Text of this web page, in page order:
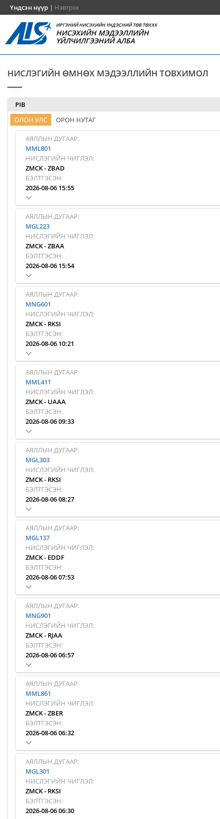
Үндсэн нүүр | Нэвтрэх
ИРГЭНИЙ НИСЭХИЙН ҮНДЭСНИЙ ТӨВ ТӨХХК
НИСЭХИЙН МЭДЭЭЛЛИЙН
ҮЙЛЧИЛГЭЭНИЙ АЛБА
НИСЛЭГИЙН ӨМНӨХ МЭДЭЭЛЛИЙН ТОВХИМОЛ
PIB
ОЛОН УЛС
ОРОН НУТАГ
АЯЛЛЫН ДУГААР:
MML801
НИСЛЭГИЙН ЧИГЛЭЛ:
ZMCK-ZBAD
БЭЛТГЭСЭН:
2026-08-06 15:55
АЯЛЛЫН ДУГААР:
MGL223
НИСЛЭГИЙН ЧИГЛЭЛ:
ZMCK-ZBAA
БЭЛТГЭСЭН:
2026-08-06 15:54
АЯЛЛЫН ДУГААР:
MNG601
НИСЛЭГИЙН ЧИГЛЭЛ:
ZMCK- RKSI
БЭЛТГЭСЭН:
2026-08-06 10:21
АЯЛЛЫН ДУГААР:
MML411
НИСЛЭГИЙН ЧИГЛЭЛ:
ZMCK- UAAA
БЭЛТГЭСЭН:
2026-08-06 09:33
АЯЛЛЫН ДУГААР:
MGL303
НИСЛЭГИЙН ЧИГЛЭЛ:
ZMCK- RKSI
БЭЛТГЭСЭН:
2026-08-06 08:27
АЯЛЛЫН ДУГААР:
MGL137
НИСЛЭГИЙН ЧИГЛЭЛ:
ZMCK- EDDF
БЭЛТГЭСЭН:
2026-08-06 07:53
АЯЛЛЫН ДУГААР:
MNG901
НИСЛЭГИЙН ЧИГЛЭЛ:
ZMCK- RJAA
БЭЛТГЭСЭН:
2026-08-06 06:57
АЯЛЛЫН ДУГААР:
MML861
НИСЛЭГИЙН ЧИГЛЭЛ:
ZMCK-ZBER
БЭЛТГЭСЭН:
2026-08-06 06:32
АЯЛЛЫН ДУГААР:
MGL301
НИСЛЭГИЙН ЧИГЛЭЛ:
ZMCK- RKSI
БЭЛТГЭСЭН:
2026-08-06 06:30